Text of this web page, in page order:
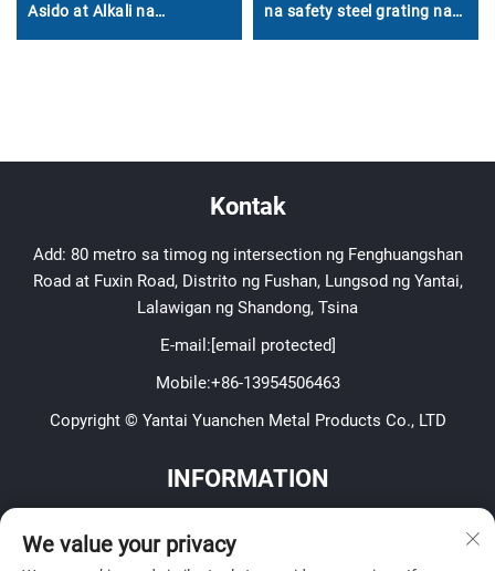
Asido at Alkali na
na safety steel grating na
Kontak
Add: 80 metro sa timog ng intersection ng Fenghuangshan
Road at Fuxin Road, Distrito ng Fushan, Lungsod ng Yantai,
Lalawigan ng Shandong, Tsina
E-mail:[email protected]
Mobile:+86-13954506463
Copyright © Yantai Yuanchen Metal Products Co., LTD
INFORMATION
newsletter
We value your privacy